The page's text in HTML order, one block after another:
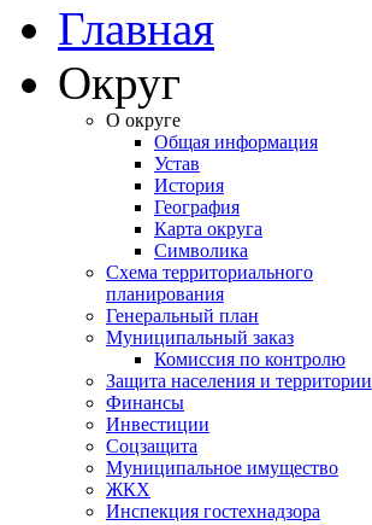
Главная
Округ
О округе
Общая информация
Устав
История
География
Карта округа
Символика
Схема территориального
планирования
Генеральный план
Муниципальный заказ
Комиссия по контролю
Защита населения и территории
Финансы
Инвестиции
Соцзащита
Муниципальное имущество
ЖКХ
Инспекция гостехнадзора